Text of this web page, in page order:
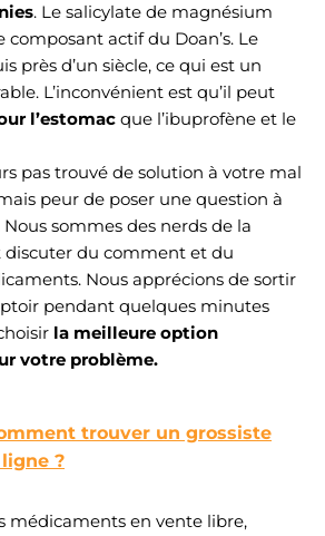
. Le salicylate de magnésium
actif du Doan’s. Le
près d’un siècle, ce qui est un
L’inconvénient est qu’il peut
l’estomac que l’ibuprofène et le
pas trouvé de solution à votre mal
peur de poser une question à
sommes des nerds de la
du comment et du
Nous apprécions de sortir
pendant quelques minutes
la meilleure option
votre problème.
trouver un grossiste
?
médicaments en vente libre,